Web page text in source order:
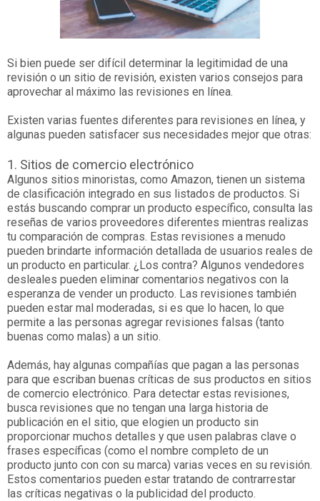
Si bien puede ser difícil determinar la legitimidad de una
revisión o un sitio de revisión, existen varios consejos para
aprovechar al máximo las revisiones en línea.
Existen varias fuentes diferentes para revisiones en línea, y
algunas pueden satisfacer sus necesidades mejor que otras:
1. Sitios de comercio electrónico
Algunos sitios minoristas, como Amazon, tienen un sistema
de clasificación integrado en sus listados de productos. Si
estás buscando comprar un producto específico, consulta las
reseñas de varios proveedores diferentes mientras realizas
tu comparación de compras. Estas revisiones a menudo
pueden brindarte información detallada de usuarios reales de
un producto en particular. ¿Los contra? Algunos vendedores
desleales pueden eliminar comentarios negativos con la
esperanza de vender un producto. Las revisiones también
pueden estar mal moderadas, si es que lo hacen, lo que
permite a las personas agregar revisiones falsas (tanto
buenas como malas) a un sitio.
Además, hay algunas compañías que pagan a las personas
para que escriban buenas críticas de sus productos en sitios
de comercio electrónico. Para detectar estas revisiones,
busca revisiones que no tengan una larga historia de
publicación en el sitio, que elogien un producto sin
proporcionar muchos detalles y que usen palabras clave o
frases específicas (como el nombre completo de un
producto junto con con su marca) varias veces en su revisión.
Estos comentarios pueden estar tratando de contrarrestar
las críticas negativas o la publicidad del producto.